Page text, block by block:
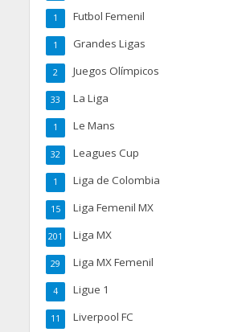
Futbol Femenil
1
Grandes Ligas
1
Juegos Olímpicos
2
La Liga
33
Le Mans
1
Leagues Cup
32
Liga de Colombia
1
Liga Femenil MX
15
Liga MX
201
Liga MX Femenil
29
Ligue 1
4
Liverpool FC
11